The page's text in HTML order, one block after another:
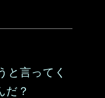
と言ってく
だ？